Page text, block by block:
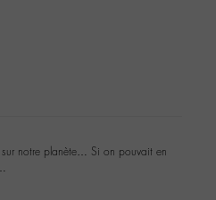
notre planète… Si on pouvait en